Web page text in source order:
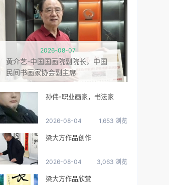
2026-08-07
黄介艺-中国国画院副院长，中国
民间书画家协会副主席
孙伟-职业画家，书法家
2026-08-04 1,653 浏览
梁大方作品创作
2026-08-04 3,063 浏览
梁大方作品欣赏